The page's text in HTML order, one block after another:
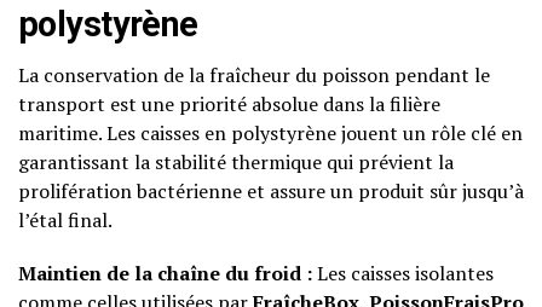
polystyrène
La conservation de la fraîcheur du poisson pendant le
transport est une priorité absolue dans la filière
maritime. Les caisses en polystyrène jouent un rôle clé en
garantissant la stabilité thermique qui prévient la
prolifération bactérienne et assure un produit sûr jusqu’à
l’étal final.
Maintien de la chaîne du froid :Les caisses isolantes